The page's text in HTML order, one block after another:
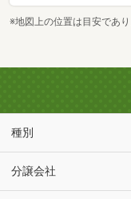
※地図上の位置は目安であ
種別
分譲会社